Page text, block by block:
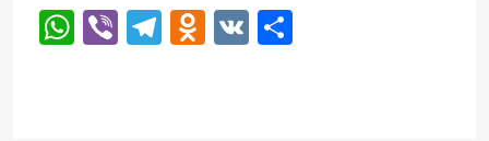
WhatsApp
ViberTelegram
Odnoklassniki
VK